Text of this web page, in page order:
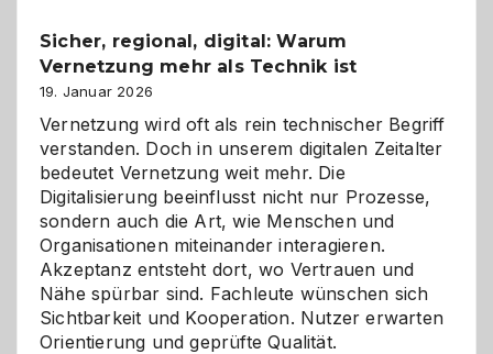
ein
dreifaches
Alaaf!
Sicher, regional, digital: Warum
Vernetzung mehr als Technik ist
19. Januar 2026
Vernetzung wird oft als rein technischer Begriff
verstanden. Doch in unserem digitalen Zeitalter
bedeutet Vernetzung weit mehr. Die
Digitalisierung beeinflusst nicht nur Prozesse,
sondern auch die Art, wie Menschen und
Organisationen miteinander interagieren.
Akzeptanz entsteht dort, wo Vertrauen und
Nähe spürbar sind. Fachleute wünschen sich
Sichtbarkeit und Kooperation. Nutzer erwarten
Orientierung und geprüfte Qualität.